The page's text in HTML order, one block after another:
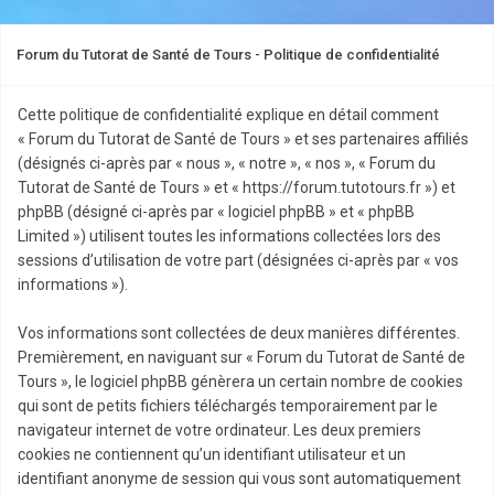
Forum du Tutorat de Santé de Tours - Politique de confidentialité
Cette politique de confidentialité explique en détail comment
« Forum du Tutorat de Santé de Tours » et ses partenaires affiliés
(désignés ci-après par « nous », « notre », « nos », « Forum du
Tutorat de Santé de Tours » et « https://forum.tutotours.fr ») et
phpBB (désigné ci-après par « logiciel phpBB » et « phpBB
Limited ») utilisent toutes les informations collectées lors des
sessions d’utilisation de votre part (désignées ci-après par « vos
informations »).
Vos informations sont collectées de deux manières différentes.
Premièrement, en naviguant sur « Forum du Tutorat de Santé de
Tours », le logiciel phpBB génèrera un certain nombre de cookies
qui sont de petits fichiers téléchargés temporairement par le
navigateur internet de votre ordinateur. Les deux premiers
cookies ne contiennent qu’un identifiant utilisateur et un
identifiant anonyme de session qui vous sont automatiquement